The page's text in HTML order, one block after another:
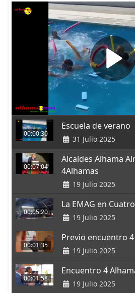
00:00:30
Escuela de verano
31 Julio 2025
00:07:04
Alcaldes Alhama
4Alhamas
19 Julio 2025
00:05:20
La EMAG en
19 Julio 2025
00:01:35
Previo encuentro
19 Julio 2025
00:01:58
Encuentro 4
19 Julio 2025